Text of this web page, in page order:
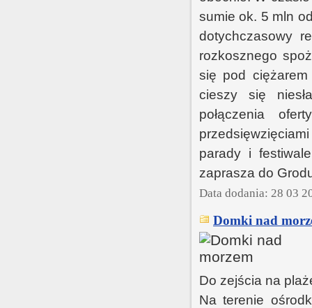
sumie ok. 5 mln
dotychczasowy
rozkosznego
się pod
cieszy się
połączenia
parady i
zaprasza do
Data dodania: 28 03
Domki nad
Do zejścia na
Na terenie